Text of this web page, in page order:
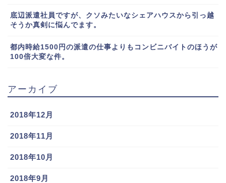
底辺派遣社員ですが、クソみたいなシェアハウスから引っ越
そうか真剣に悩んでます。
都内時給1500円の派遣の仕事よりもコンビニバイトのほうが
100倍大変な件。
アーカイブ
2018年12月
2018年11月
2018年10月
2018年9月